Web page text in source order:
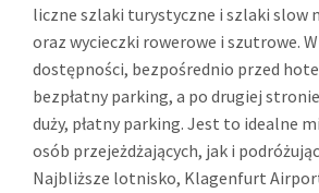
liczne szlaki turystyczne i szlaki slow
oraz wycieczki rowerowe i szutrowe.
dostępności, bezpośrednio przed
bezpłatny parking, a po drugiej
duży, płatny parking. Jest to idealne
osób przejeżdżających, jak i
Najbliższe lotnisko, Klagenfurt